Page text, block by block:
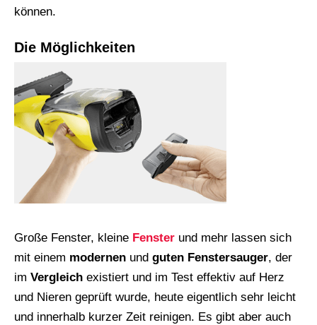
können.
Die Möglichkeiten
Große Fenster, kleine Fenster und mehr lassen sich
mit einem modernen und guten Fenstersauger, der
im Vergleich existiert und im Test effektiv auf Herz
und Nieren geprüft wurde, heute eigentlich sehr leicht
und innerhalb kurzer Zeit reinigen. Es gibt aber auch